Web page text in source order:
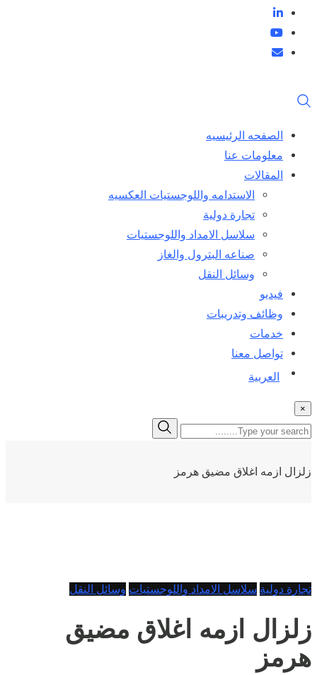
الصفحه الرئيسيه
معلومات عنا
المقالات
الاستدامه واللوجستيات العكسيه
تجارة دولية
سلاسل الامداد واللوجستيات
صناعه البترول والغاز
وسائل النقل
فيديو
وظائف وتدريبات
خدمات
تواصل معنا
العربية
×
زلزال ازمه اغلاق مضيق هرمز
تجارة دولية سلاسل الامداد واللوجستيات وسائل النقل
زلزال ازمه اغلاق مضيق
هرمز